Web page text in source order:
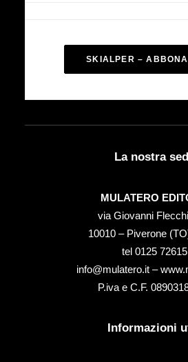
SKIALPER –
La nostra
MULATERO
via Giovanni
10010 – Piverone
tel ‭0125 72615‬
info@mulatero.it –
P.iva e C.F.
Informazioni